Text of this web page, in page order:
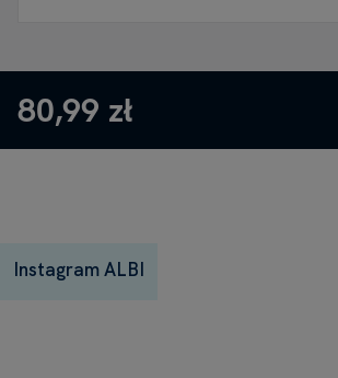
80,99 zł
Instagram ALBI